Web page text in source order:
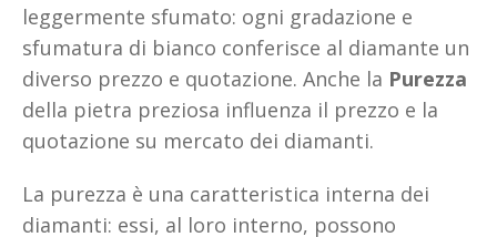
leggermente sfumato: ogni gradazione e
sfumatura di bianco conferisce al diamante un
diverso prezzo e quotazione. Anche la Purezza
della pietra preziosa influenza il prezzo e la
quotazione su mercato dei diamanti.
La purezza è una caratteristica interna dei
diamanti: essi, al loro interno, possono